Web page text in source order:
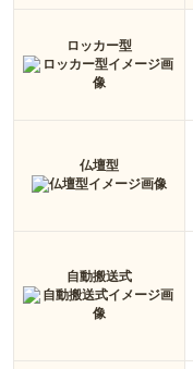
ロッカー型
仏壇型
自動搬送式